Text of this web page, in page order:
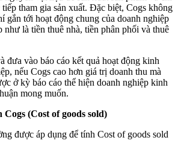
tham gia sản xuất. Đặc biệt, Cogs không
gắn tới hoạt động chung của doanh nghiệp
như là tiền thuê nhà, tiền phân phối và thuê
đưa vào báo cáo kết quả hoạt động kinh
nếu Cogs cao hơn giá trị doanh thu mà
ở kỳ báo cáo thể hiện doanh nghiệp kinh
mong muốn.
(Cost of goods sold)
được áp dụng để tính Cost of goods sold